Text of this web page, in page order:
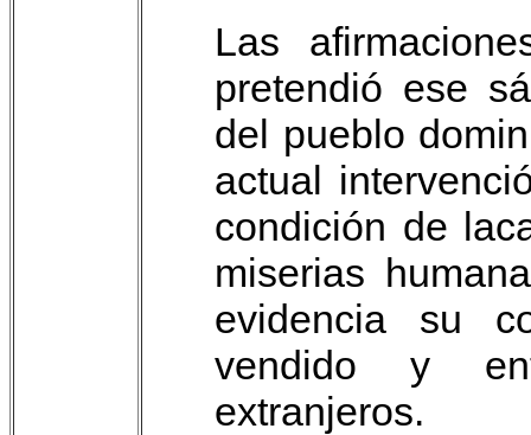
Las
pretendió ese
del pueblo
actual
condición de
miserias
evidencia su
vendido y
extranjeros.